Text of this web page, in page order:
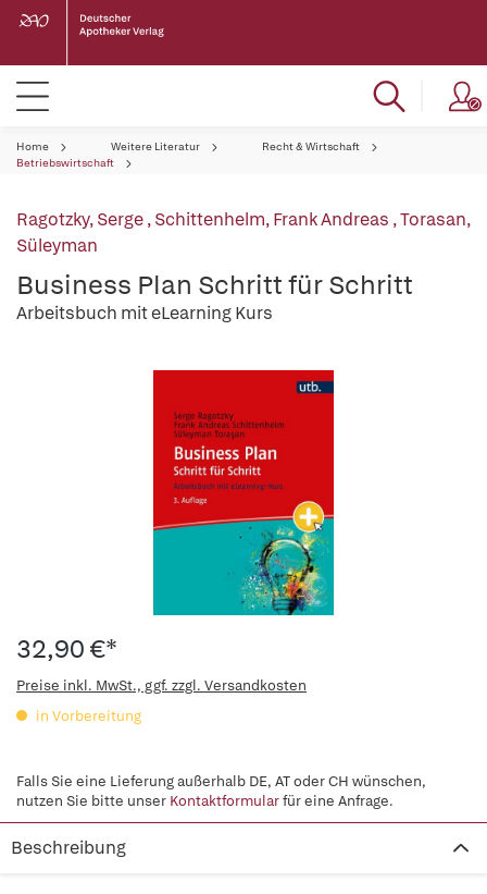
Home Weitere Literatur
Recht & Wirtschaft
Betriebswirtschaft
Ragotzky, Serge,Schittenhelm, Frank Andreas ,Torasan,
Süleyman
Business Plan Schritt für Schritt
Arbeitsbuch mit eLearning Kurs
32,90 €*
Preise inkl. MwSt., ggf. zzgl. Versandkosten
in Vorbereitung
Falls Sie eine Lieferung außerhalb DE, AT oder CH wünschen,
nutzen Sie bitte unser Kontaktformularfür eine Anfrage.
Beschreibung